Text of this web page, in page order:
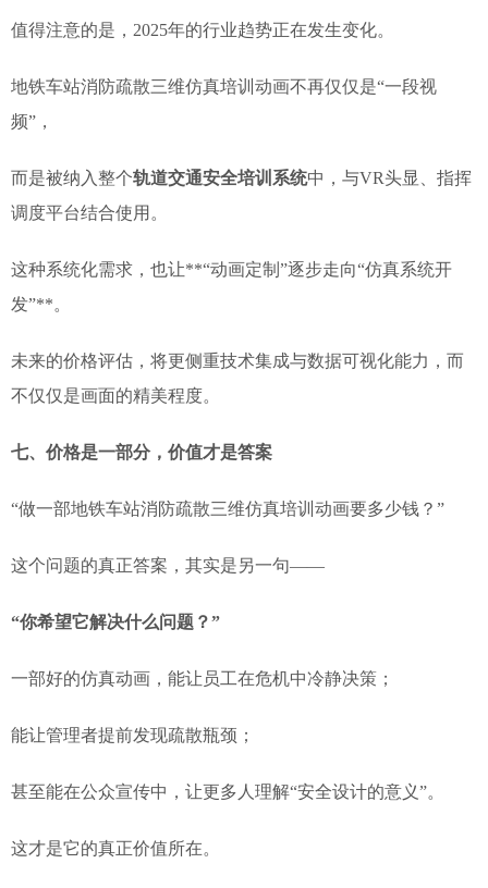
值得注意的是，2025年的行业趋势正在发生变化。
地铁车站消防疏散三维仿真培训动画不再仅仅是“一段视
频”，
而是被纳入整个轨道交通安全培训系统中，与VR头显、指挥
调度平台结合使用。
这种系统化需求，也让**“动画定制”逐步走向“仿真系统开
发”**。
未来的价格评估，将更侧重技术集成与数据可视化能力，而
不仅仅是画面的精美程度。
七、价格是一部分，价值才是答案
“做一部地铁车站消防疏散三维仿真培训动画要多少钱？”
这个问题的真正答案，其实是另一句——
“你希望它解决什么问题？”
一部好的仿真动画，能让员工在危机中冷静决策；
能让管理者提前发现疏散瓶颈；
甚至能在公众宣传中，让更多人理解“安全设计的意义”。
这才是它的真正价值所在。